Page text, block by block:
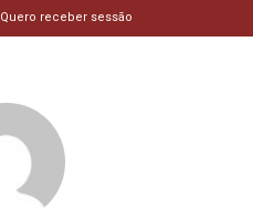
Quero receber sessão